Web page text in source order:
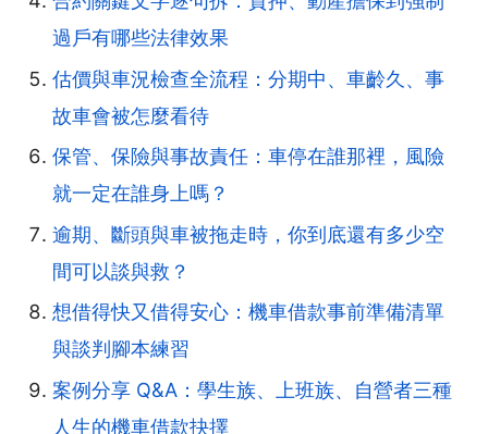
過戶有哪些法律效果
估價與車況檢查全流程：分期中、車齡久、事
故車會被怎麼看待
保管、保險與事故責任：車停在誰那裡，風險
就一定在誰身上嗎？
逾期、斷頭與車被拖走時，你到底還有多少空
間可以談與救？
想借得快又借得安心：機車借款事前準備清單
與談判腳本練習
案例分享 Q&A：學生族、上班族、自營者三種
人生的機車借款抉擇